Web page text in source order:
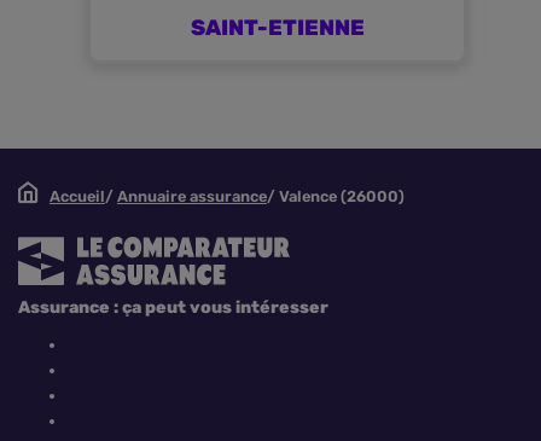
SAINT-ETIENNE
Accueil Annuaire assurance Valence (26000)
Assurance : ça peut vous intéresser